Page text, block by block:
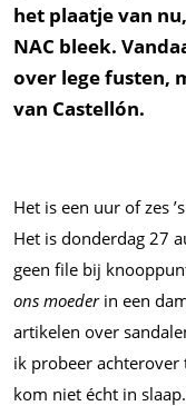
het plaatje van
NAC bleek.
over lege fusten,
van Castellón.
Het is een uur of zes
Het is donderdag 27
geen file bij
ons moederin een
artikelen over
ik probeer
kom niet écht in